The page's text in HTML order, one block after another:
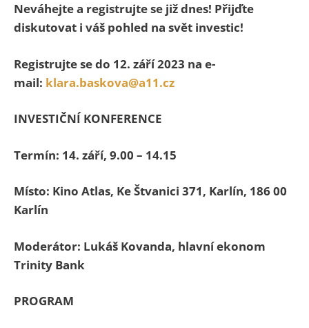
Neváhejte a registrujte se již dnes! Přijďte
diskutovat i váš pohled na svět investic!
Registrujte se do 12. září 2023 na e-
mail: klara.baskova@a11.cz
INVESTIČNÍ KONFERENCE
Termín: 14. září, 9.00 – 14.15
Místo: Kino Atlas, Ke Štvanici 371, Karlín, 186 00
Karlín
Moderátor: Lukáš Kovanda, hlavní ekonom
Trinity Bank
PROGRAM